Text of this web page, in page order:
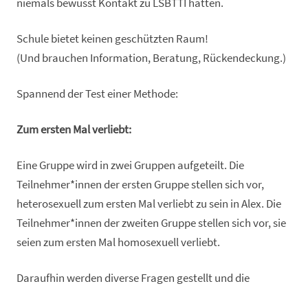
Schule bietet keinen geschützten Raum!
(Und brauchen Information, Beratung, Rückendeckung.)
Spannend der Test einer Methode:
Zum ersten Mal verliebt:
Eine Gruppe wird in zwei Gruppen aufgeteilt. Die
Teilnehmer*innen der ersten Gruppe stellen sich vor,
heterosexuell zum ersten Mal verliebt zu sein in Alex. Die
Teilnehmer*innen der zweiten Gruppe stellen sich vor, sie
seien zum ersten Mal homosexuell verliebt.
Daraufhin werden diverse Fragen gestellt und die